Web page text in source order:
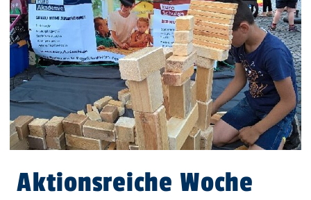
Aktionsreiche Woche